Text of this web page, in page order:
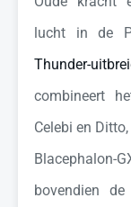
lucht in de
Thunder-
combineert
Celebi en
Blacephalon-
bovendien